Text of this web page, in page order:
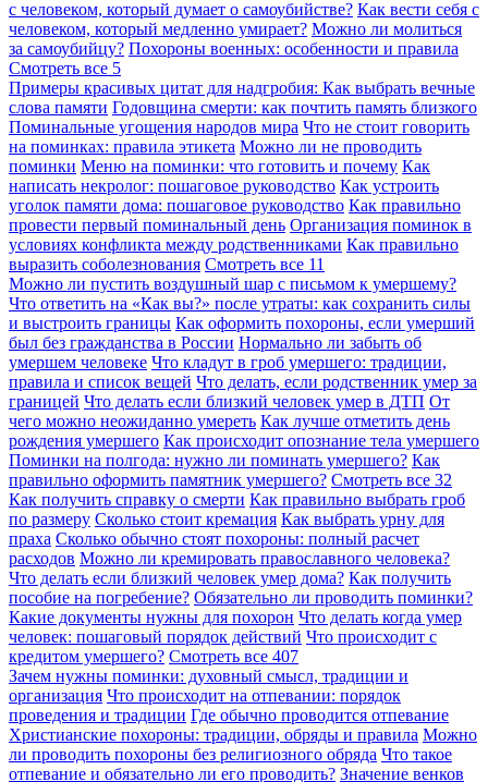
с человеком, который думает о самоубийстве? Как вести себя с
человеком, который медленно умирает? Можно ли молиться
за самоубийцу? Похороны военных: особенности и правила
Смотреть все 5
Примеры красивых цитат для надгробия: Как выбрать вечные
слова памяти Годовщина смерти: как почтить память близкого
Поминальные угощения народов мира Что не стоит говорить
на поминках: правила этикета Можно ли не проводить
поминки Меню на поминки: что готовить и почему Как
написать некролог: пошаговое руководство Как устроить
уголок памяти дома: пошаговое руководство Как правильно
провести первый поминальный день Организация поминок в
условиях конфликта между родственниками Как правильно
выразить соболезнования Смотреть все 11
Можно ли пустить воздушный шар с письмом к умершему?
Что ответить на «Как вы?» после утраты: как сохранить силы
и выстроить границы Как оформить похороны, если умерший
был без гражданства в России Нормально ли забыть об
умершем человеке Что кладут в гроб умершего: традиции,
правила и список вещей Что делать, если родственник умер за
границей Что делать если близкий человек умер в ДТП От
чего можно неожиданно умереть Как лучше отметить день
рождения умершего Как происходит опознание тела умершего
Поминки на полгода: нужно ли поминать умершего? Как
правильно оформить памятник умершего? Смотреть все 32
Как получить справку о смерти Как правильно выбрать гроб
по размеру Сколько стоит кремация Как выбрать урну для
праха Сколько обычно стоят похороны: полный расчет
расходов Можно ли кремировать православного человека?
Что делать если близкий человек умер дома? Как получить
пособие на погребение? Обязательно ли проводить поминки?
Какие документы нужны для похорон Что делать когда умер
человек: пошаговый порядок действий Что происходит с
кредитом умершего? Смотреть все 407
Зачем нужны поминки: духовный смысл, традиции и
организация Что происходит на отпевании: порядок
проведения и традиции Где обычно проводится отпевание
Христианские похороны: традиции, обряды и правила Можно
ли проводить похороны без религиозного обряда Что такое
отпевание и обязательно ли его проводить? Значение венков